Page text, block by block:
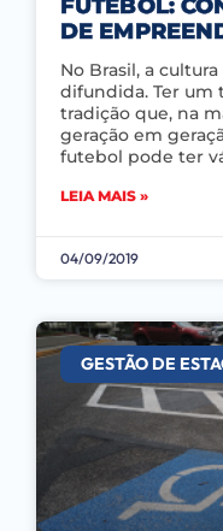
FUTEBOL:
DE
No Brasil, a
difundida. Ter um
tradição que, na
geração em
futebol pode ter
LEIA MAIS »
04/09/2019
GESTÃO DE